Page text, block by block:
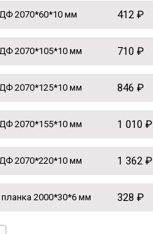
2070*60*10 мм 412 ₽
2070*105*10 мм 710 ₽
2070*125*10 мм 846 ₽
2070*155*10 мм 1 010 ₽
2070*220*10 мм 1 362 ₽
2000*30*6 мм 328 ₽